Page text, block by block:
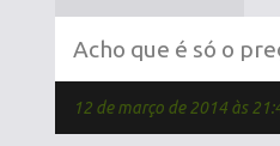
Acho que é só o
12 de março de 2014 às